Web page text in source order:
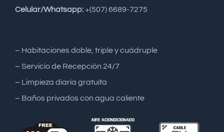
Celular/Whatsapp:+(507) 6689-7275
– Habitaciones doble, triple y cuádruple
– Servicio de Recepción 24/7
– Limpieza diaria gratuita
– Baños privados con agua caliente